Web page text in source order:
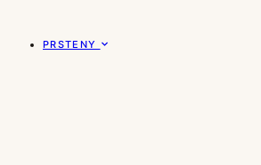
PRSTENY